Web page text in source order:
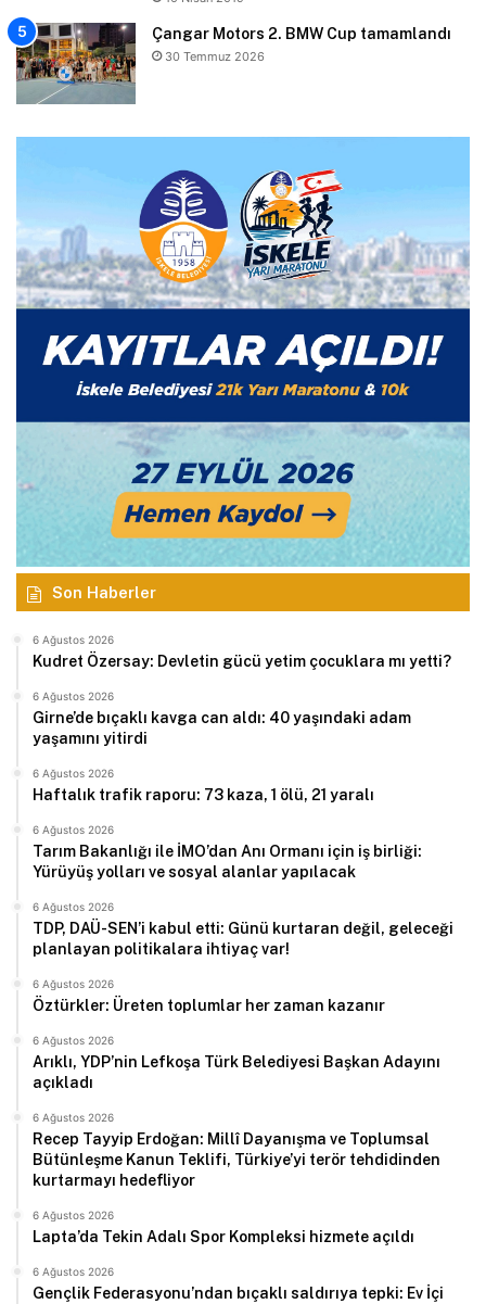
Çangar Motors 2. BMW Cup tamamlandı
30 Temmuz 2026
Son Haberler
6 Ağustos 2026
Kudret Özersay: Devletin gücü yetim çocuklara mı yetti?
6 Ağustos 2026
Girne’de bıçaklı kavga can aldı: 40 yaşındaki adam
yaşamını yitirdi
6 Ağustos 2026
Haftalık trafik raporu: 73 kaza, 1 ölü, 21 yaralı
6 Ağustos 2026
Tarım Bakanlığı ile İMO’dan Anı Ormanı için iş birliği:
Yürüyüş yolları ve sosyal alanlar yapılacak
6 Ağustos 2026
TDP, DAÜ-SEN’i kabul etti: Günü kurtaran değil, geleceği
planlayan politikalara ihtiyaç var!
6 Ağustos 2026
Öztürkler: Üreten toplumlar her zaman kazanır
6 Ağustos 2026
Arıklı, YDP’nin Lefkoşa Türk Belediyesi Başkan Adayını
açıkladı
6 Ağustos 2026
Recep Tayyip Erdoğan: Millî Dayanışma ve Toplumsal
Bütünleşme Kanun Teklifi, Türkiye’yi terör tehdidinden
kurtarmayı hedefliyor
6 Ağustos 2026
Lapta’da Tekin Adalı Spor Kompleksi hizmete açıldı
6 Ağustos 2026
Gençlik Federasyonu’ndan bıçaklı saldırıya tepki: Ev İçi